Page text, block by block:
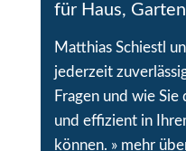
für Haus,
Matthias Schiestl
jederzeit
Fragen und wie
und effizient in
können. » mehr